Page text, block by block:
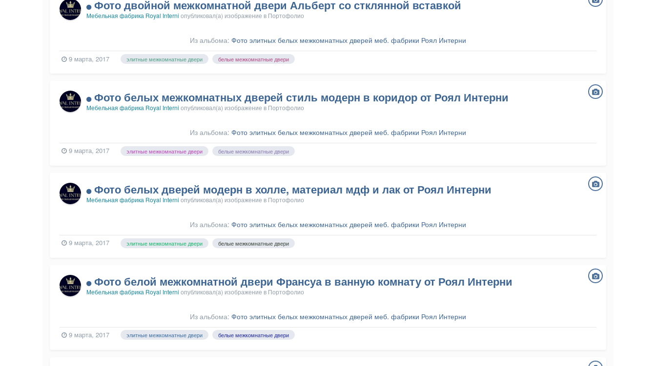
Фото двойной межкомнатной двери Альберт со стклянной вставкой
Мебельная фабрика Royal Interni опубликовал(а) изображение в Портофолио
Из альбома: Фото элитных белых межкомнатных дверей меб. фабрики Роял Интерни
9 марта, 2017 элитные межкомнатные двери белые межкомнатные двери
Фото белых межкомнатных дверей стиль модерн в коридор от Роял Интерни
Мебельная фабрика Royal Interni опубликовал(а) изображение в Портофолио
Из альбома: Фото элитных белых межкомнатных дверей меб. фабрики Роял Интерни
9 марта, 2017 элитные межкомнатные двери белые межкомнатные двери
Фото белых дверей модерн в холле, материал мдф и лак от Роял Интерни
Мебельная фабрика Royal Interni опубликовал(а) изображение в Портофолио
Из альбома: Фото элитных белых межкомнатных дверей меб. фабрики Роял Интерни
9 марта, 2017 элитные межкомнатные двери белые межкомнатные двери
Фото белой межкомнатной двери Франсуа в ванную комнату от Роял Интерни
Мебельная фабрика Royal Interni опубликовал(а) изображение в Портофолио
Из альбома: Фото элитных белых межкомнатных дверей меб. фабрики Роял Интерни
9 марта, 2017 элитные межкомнатные двери белые межкомнатные двери